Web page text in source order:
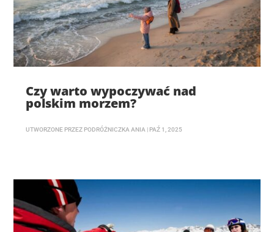
Czy warto wypoczywać nad
polskim morzem?
UTWORZONE PRZEZ PODRÓŻNICZKA ANIA | PAŹ 1, 2025